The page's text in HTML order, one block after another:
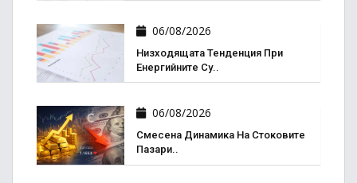
06/08/2026
Низходящата Тенденция При
Енергийните Су..
06/08/2026
Смесена Динамика На Стоковите
Пазари..